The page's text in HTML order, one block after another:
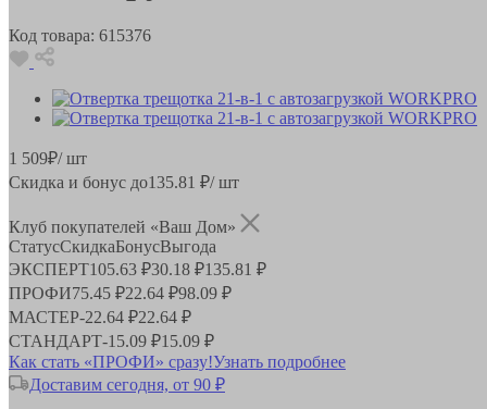
Код товара: 615376
1 509₽/ шт
Скидка и бонус до135.81 ₽/ шт
Клуб покупателей «Ваш Дом»
СтатусСкидкаБонусВыгода
ЭКСПЕРТ105.63 ₽30.18 ₽135.81 ₽
ПРОФИ75.45 ₽22.64 ₽98.09 ₽
МАСТЕР-22.64 ₽22.64 ₽
СТАНДАРТ-15.09 ₽15.09 ₽
Как стать «ПРОФИ» сразу!Узнать подробнее
Доставим сегодня, от 90 ₽